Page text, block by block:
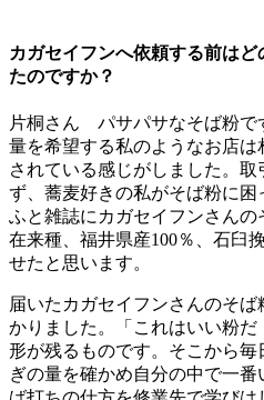
カガセイフンへ依頼する前は
たのですか？
片桐さん パサパサなそば粉で
量を希望する私のようなお店
されている感じがしました。
ず、蕎麦好きの私がそば粉に
ふと雑誌にカガセイフンさんの
在来種、福井県産100％、石臼
せたと思います。
届いたカガセイフンさんのそ
かりました。「これはいい粉
形が残るものです。そこから
ぎの量を確かめ自分の中で一